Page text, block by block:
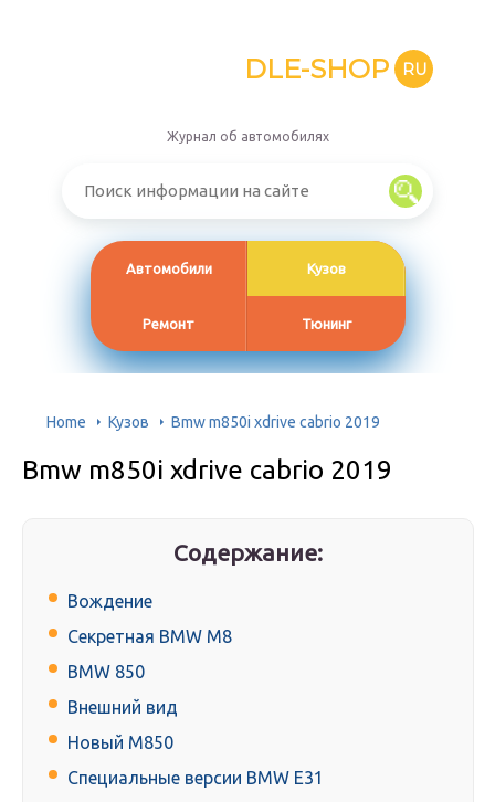
DLE-SHOP RU
Журнал об автомобилях
Автомобили Кузов
Ремонт Тюнинг
Home Кузов Bmw m850i xdrive cabrio 2019
Bmw m850i xdrive cabrio 2019
Содержание:
Вождение
Секретная BMW M8
BMW 850
Внешний вид
Новый М850
Специальные версии BMW E31